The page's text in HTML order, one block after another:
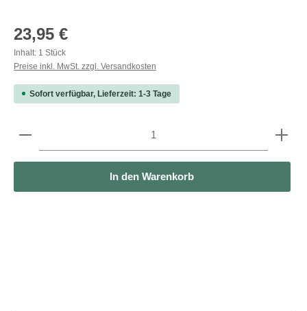
Regulärer Preis:
23,95 €
Inhalt: 1 Stück
Preise inkl. MwSt. zzgl. Versandkosten
Sofort verfügbar, Lieferzeit: 1-3 Tage
Produkt Anzahl: Gib den gewünschten Wert ein
In den Warenkorb